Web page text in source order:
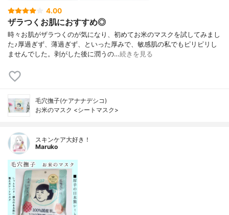
4.00
ザラつくお肌におすすめ◎
時々お肌がザラつくのが気になり、初めてお米のマスクを試してみまし
た♪厚過ぎず、薄過ぎず、といった厚みで、敏感肌の私でもピリピリし
ませんでした。剥がした後に潤うの…続きを見る
毛穴撫子(ケアナナデシコ)
お米のマスク <シートマスク>
スキンケア大好き！
Maruko